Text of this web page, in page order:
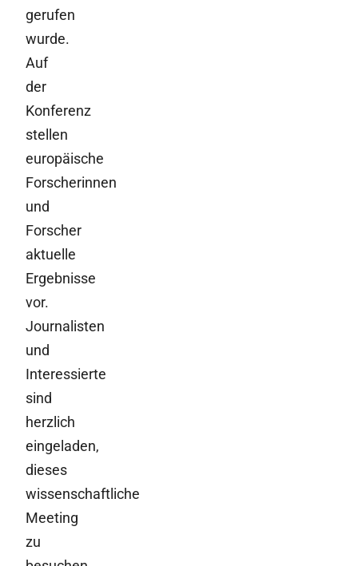
gerufen
wurde.
Auf
der
Konferenz
stellen
europäische
Forscherinnen
und
Forscher
aktuelle
Ergebnisse
vor.
Journalisten
und
Interessierte
sind
herzlich
eingeladen,
dieses
wissenschaftliche
Meeting
zu